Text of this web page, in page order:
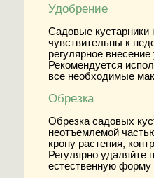
Удобрение
Садовые кустарники
чувствительны к
регулярное
Рекомендуется
все необходимые
Обрезка
Обрезка садовых
неотъемлемой
крону растения,
Регулярно удаляйте
естественную форму